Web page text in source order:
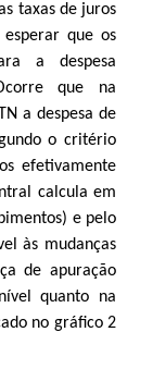
taxas de juros
que os
a despesa
que na
a despesa de
o critério
efetivamente
calcula em
e pelo
às mudanças
de apuração
quanto na
no gráfico 2